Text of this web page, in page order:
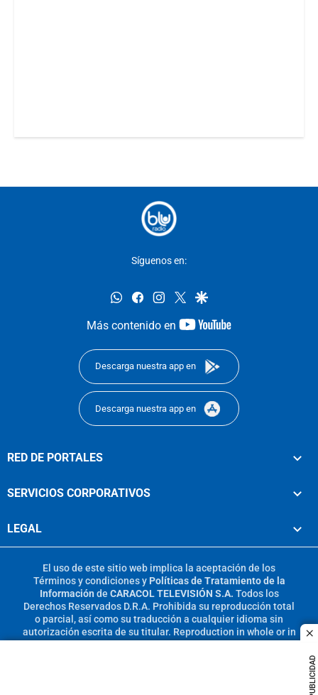
PUBLICIDAD
Síguenos en:
whatsappfacebookinstagram
twittergoogle
Más contenido en
youtube-
Descarga nuestra app en
Descarga nuestra app en
RED DE PORTALES
SERVICIOS CORPORATIVOS
LEGAL
El uso de este sitio web implica la aceptación de los
Términos y condicionesy Políticas de Tratamiento de la
Información de CARACOL TELEVISIÓN S.A. Todos los
Derechos Reservados D.R.A. Prohibida su reproducción total
o parcial, así como su traducción a cualquier idioma sin
autorización escrita de su titular. Reproduction in whole or in